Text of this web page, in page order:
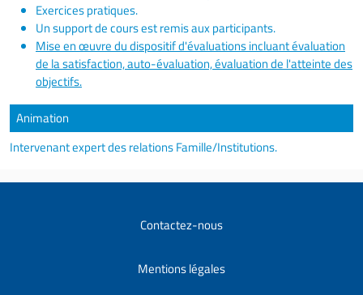
Exercices pratiques.
Un support de cours est remis aux participants.
Mise en œuvre du dispositif d'évaluations incluant évaluation
de la satisfaction, auto-évaluation, évaluation de l'atteinte des
objectifs.
Animation
Intervenant expert des relations Famille/Institutions.
Contactez-nous
Mentions légales